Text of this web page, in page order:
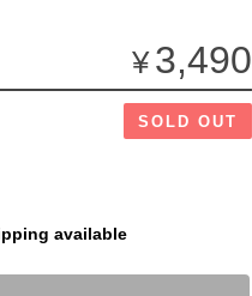
¥ 3,490
SOLD OUT
available